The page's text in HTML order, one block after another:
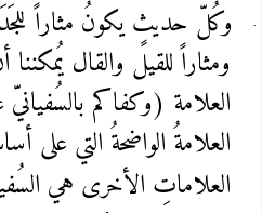
وكُلّ حديثٍ يكونُ مثاراً
ومثاراً للقيل والقال
العلامة (وكفاكم
العلامةُ الواضحةُ التي
العلاماتِ الأخرى هي